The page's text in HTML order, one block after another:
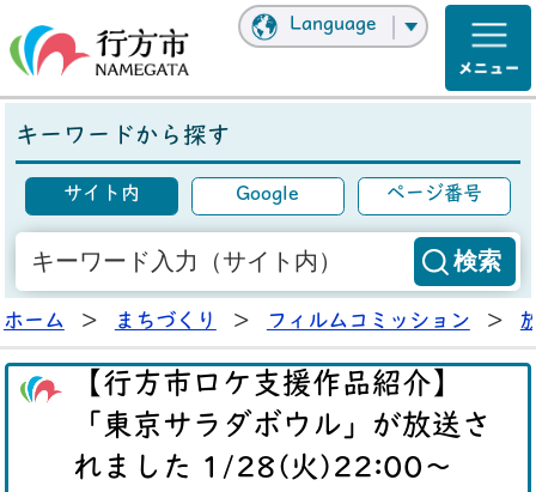
Language
キーワードから探す
サイト内 Google ページ番号
ホーム > まちづくり > フィルムコミッション >
【行方市ロケ支援作品紹介】
「東京サラダボウル」が放送さ
れました 1/28(火)22:00～